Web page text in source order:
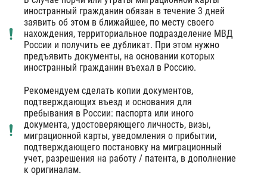
иностранный гражданин обязан в течение 3 дней
заявить об этом в ближайшее, по месту своего
нахождения, территориальное подразделение МВД
России и получить ее дубликат. При этом нужно
предъявить документы, на основании которых
иностранный гражданин въехал в Россию.
Рекомендуем сделать копии документов,
подтверждающих въезд и основания для
пребывания в России: паспорта или иного
документа, удостоверяющего личность, визы,
миграционной карты, уведомления о прибытии,
подтверждающего постановку на миграционный
учет, разрешения на работу / патента, в дополнение
к оригиналам.